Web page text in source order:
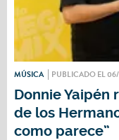
MÚSICA PUBLICADO EL
Donnie Yaipén
de los
como parece”